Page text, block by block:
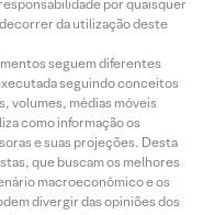
por quaisquer
da utilização deste
seguem diferentes
seguindo conceitos
volumes, médias móveis
como informação os
e suas projeções. Desta
que buscam os melhores
macroeconômico e os
divergir das opiniões dos